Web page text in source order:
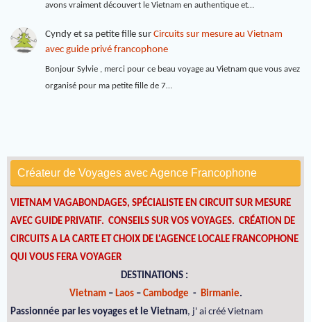
avons vraiment découvert le Vietnam en authentique et…
Cyndy et sa petite fillesur Circuits sur mesure au Vietnam
avec guide privé francophone
Bonjour Sylvie , merci pour ce beau voyage au Vietnam que vous avez
organisé pour ma petite fille de 7…
Créateur de Voyages avec Agence Francophone
VIETNAM VAGABONDAGES, SPÉCIALISTE EN CIRCUIT SUR MESURE
AVEC GUIDE PRIVATIF. CONSEILS SUR VOS VOYAGES. CRÉATION DE
CIRCUITS A LA CARTE ET CHOIX DE L'AGENCE LOCALE FRANCOPHONE
QUI VOUS FERA VOYAGER
DESTINATIONS :
Vietnam– Laos – Cambodge - Birmanie.
Passionnée par les voyages et le Vietnam, j' ai créé Vietnam